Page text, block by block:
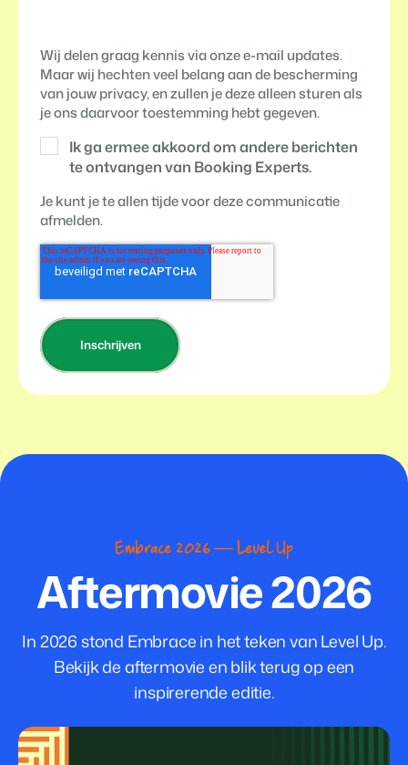
Wij delen graag kennis via onze e-mail updates.
Maar wij hechten veel belang aan de bescherming
van jouw privacy, en zullen je deze alleen sturen als
je ons daarvoor toestemming hebt gegeven.
Ik ga ermee akkoord om andere berichten
te ontvangen van Booking Experts.
Je kunt je te allen tijde voor deze communicatie
afmelden.
Embrace 2026 — Level Up
Aftermovie 2026
In 2026 stond Embrace in het teken van Level Up.
Bekijk de aftermovie en blik terug op een
inspirerende editie.